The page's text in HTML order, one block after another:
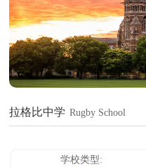
拉格比中学 Rugby School
学校类型: